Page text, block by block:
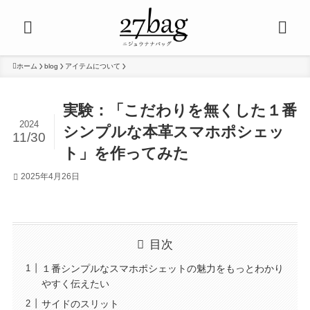
ホーム blog アイテムについて
実験：「こだわりを無くした１番
シンプルな本革スマホポシェッ
ト」を作ってみた
2024
11/30
2025年4月26日
目次
１番シンプルなスマホポシェットの魅力をもっとわかり
やすく伝えたい
サイドのスリット